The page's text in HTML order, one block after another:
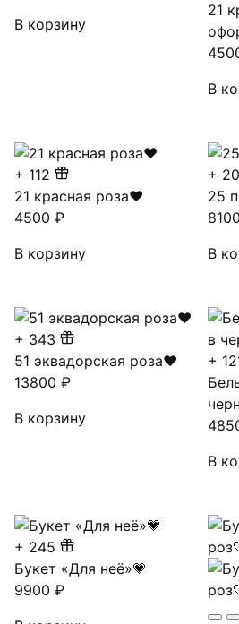
В корзину
21
В
+ 112
21 красная роза❤️
4500 ₽
В корзину
+
25
В
+ 343
51 эквадорская роза❤
13800 ₽
В корзину
+
В
+ 245
Букет «Для неё»💗
9900 ₽